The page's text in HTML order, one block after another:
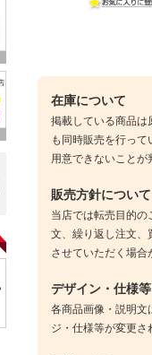
在庫について
掲載している商品は
も同時販売を行っ
用意できないこと
販売方針について
当店では転売目的
文、繰り返し注文、
させていただく場合
デザイン・仕様
各商品画像・説明文
ジ・仕様等が変更さ